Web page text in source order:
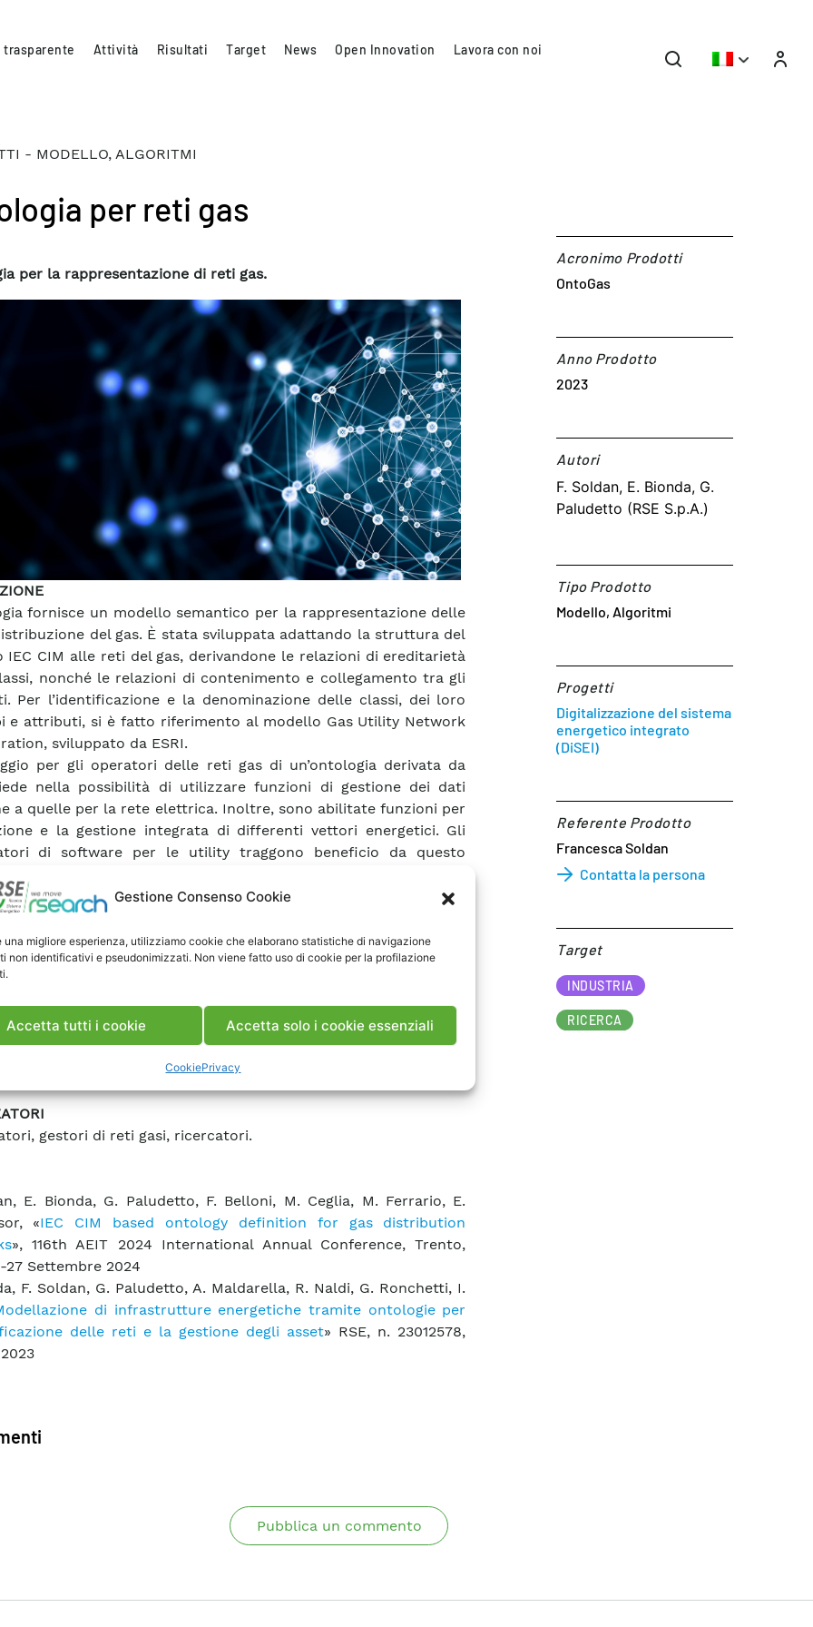
Gestione Consenso Cookie
una migliore esperienza, utilizziamo cookie che elaborano statistiche di navigazione
non identificativi e pseudonimizzati. Non viene fatto uso di cookie per la profilazione
Accetta tutti i cookie Accetta solo i cookie essenziali
CookiePrivacy
trasparente Attività Risultati Target News Open Innovation Lavora con noi
- MODELLO, ALGORITMI
per reti gas
per la rappresentazione di reti gas.
fornisce un modello semantico per la rappresentazione delle
del gas. È stata sviluppata adattando la struttura del
IEC CIM alle reti del gas, derivandone le relazioni di ereditarietà
nonché le relazioni di contenimento e collegamento tra gli
Per l’identificazione e la denominazione delle classi, dei loro
e attributi, si è fatto riferimento al modello Gas Utility Network
sviluppato da ESRI.
per gli operatori delle reti gas di un’ontologia derivata da
nella possibilità di utilizzare funzioni di gestione dei dati
a quelle per la rete elettrica. Inoltre, sono abilitate funzioni per
e la gestione integrata di differenti vettori energetici. Gli
di software per le utility traggono beneficio da questo
a diversi vettori energetici mediante tecniche di federazione di
dati semantici.”
semantica delle reti del gas che permette l’utilizzo di
di gestione dati analoghe a quelle sviluppate per le reti
nel formato CIM. Rappresentazione integrata delle reti
di diversi vettori (es. elettricità, teleriscaldamento, gas).
di funzioni per la gestione di sistemi energetici integrati.
gestori di reti gasi, ricercatori.
E. Bionda, G. Paludetto, F. Belloni, M. Ceglia, M. Ferrario, E.
«IEC CIM based ontology definition for gas distribution
», 116th AEIT 2024 International Annual Conference, Trento,
27 Settembre 2024
F. Soldan, G. Paludetto, A. Maldarella, R. Naldi, G. Ronchetti, I.
di infrastrutture energetiche tramite ontologie per
delle reti e la gestione degli asset» RSE, n. 23012578,
Acronimo Prodotti
OntoGas
Anno Prodotto
2023
Autori​
F. Soldan, E. Bionda, G.
Paludetto (RSE S.p.A.)
Tipo Prodotto
Modello, Algoritmi
Progetti
Digitalizzazione del sistema
energetico integrato
(DiSEI)
Referente Prodotto​
Francesca Soldan
Contatta la persona
Target​
INDUSTRIA
RICERCA
Pubblica un commento